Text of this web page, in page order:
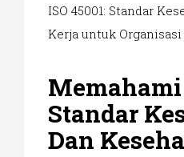
ISO 45001: Standar
Kerja untuk
Standar
Dan